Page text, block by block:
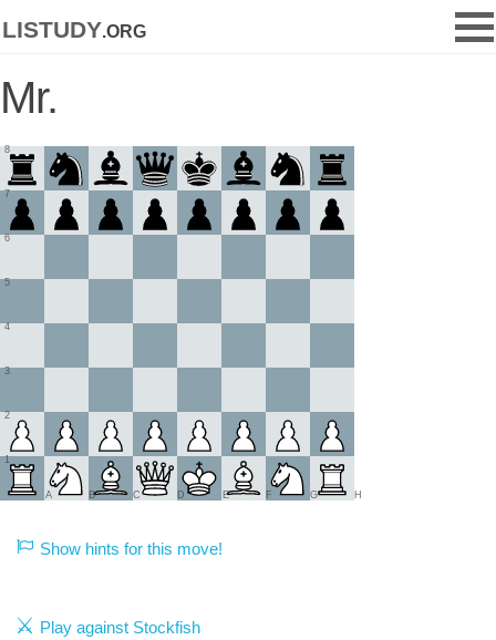
listudy.org
Mr.
1
2
3
4
5
6
7
8
A B C D E F G H
Show hints for this move!
Play against Stockfish